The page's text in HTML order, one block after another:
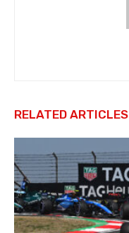
RELATED ARTICLES